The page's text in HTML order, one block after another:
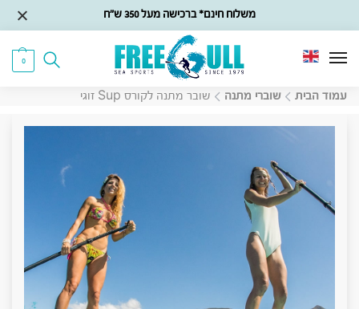
משלוח חינם* ברכישה מעל 350 ש״ח
0
עמוד הבית שוברי מתנה שובר מתנה לקורס Sup זוגי